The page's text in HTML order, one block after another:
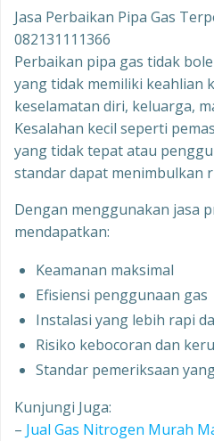
Jasa Perbaikan Pipa Gas
082131111366
Perbaikan pipa gas tidak
yang tidak memiliki keahlian
keselamatan diri, keluarga,
Kesalahan kecil seperti
yang tidak tepat atau
standar dapat menimbulkan
Dengan menggunakan jasa
mendapatkan:
Keamanan maksimal
Efisiensi penggunaan gas
Instalasi yang lebih rapi
Risiko kebocoran dan
Standar pemeriksaan
Kunjungi Juga:
– Jual Gas Nitrogen Murah